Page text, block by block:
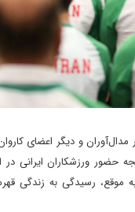
و دیگر اعضای
حضور ورزشکاران ایرانی
موقع، رسیدگی به زندگی